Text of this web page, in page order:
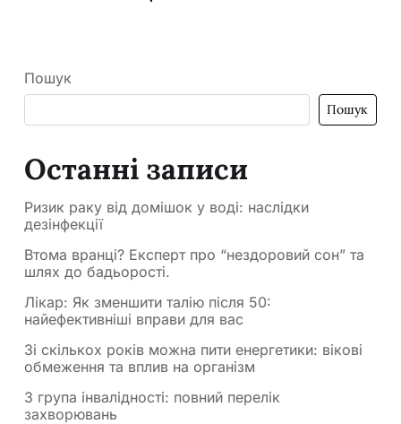
Пошук
Пошук
Останні записи
Ризик раку від домішок у воді: наслідки
дезінфекції
Втома вранці? Експерт про “нездоровий сон” та
шлях до бадьорості.
Лікар: Як зменшити талію після 50:
найефективніші вправи для вас
Зі скількох років можна пити енергетики: вікові
обмеження та вплив на організм
3 група інвалідності: повний перелік
захворювань